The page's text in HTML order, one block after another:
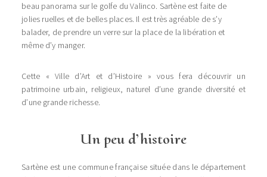
beau panorama sur le golfe du Valinco. Sartène est faite de
jolies ruelles et de belles places. Il est très agréable de s’y
balader, de prendre un verre sur la place de la libération et
même d’y manger.
Cette « Ville d’Art et d’Histoire » vous fera découvrir un
patrimoine urbain, religieux, naturel d’une grande diversité et
d’une grande richesse.
Un peu d’histoire
Sartène est une commune française située dans le département